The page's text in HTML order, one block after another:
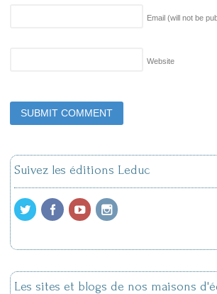
Email (will not be
Website
Suivez les éditions Leduc
Les sites et blogs de nos maisons